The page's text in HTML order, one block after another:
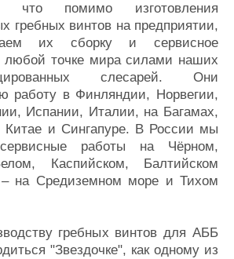
что помимо изготовления
гребных винтов на предприятии,
их сборку и сервисное
любой точке мира силами наших
слесарей. Они
работу в Финляндии, Норвегии,
Испании, Италии, на Багамах,
и Сингапуре. В России мы
работы на Чёрном,
Каспийском, Балтийском
на Средиземном море и Тихом
гребных винтов для АББ
"Звездочке", как одному из